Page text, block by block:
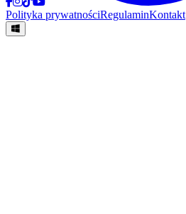
Polityka prywatnościRegulaminKontakt